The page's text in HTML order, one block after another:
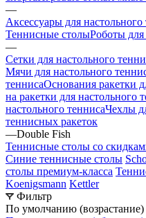
—
Аксессуары для настольного
Теннисные столыРоботы для
—
Сетки для настольного
Мячи для настольного
теннисаОснования ракетки
на ракетки для настольного
настольного теннисаЧехлы
теннисных ракеток
—Double Fish
Теннисные столы со
Синие теннисные столы
столы премиум-класса
Koenigsmann Kettler
Фильтр
По умолчанию (возрастание)